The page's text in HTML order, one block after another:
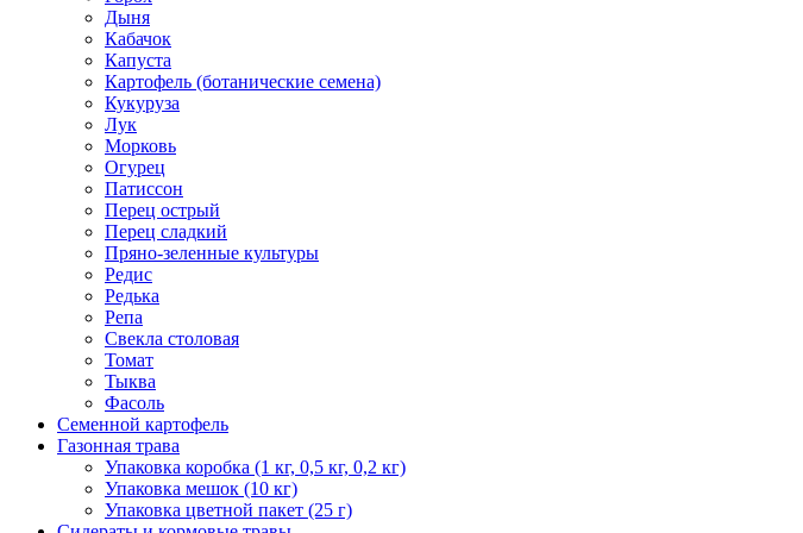
Дыня
Кабачок
Капуста
Картофель (ботанические семена)
Кукуруза
Лук
Морковь
Огурец
Патиссон
Перец острый
Перец сладкий
Пряно-зеленные культуры
Редис
Редька
Репа
Свекла столовая
Томат
Тыква
Фасоль
Семенной картофель
Газонная трава
Упаковка коробка (1 кг, 0,5 кг, 0,2 кг)
Упаковка мешок (10 кг)
Упаковка цветной пакет (25 г)